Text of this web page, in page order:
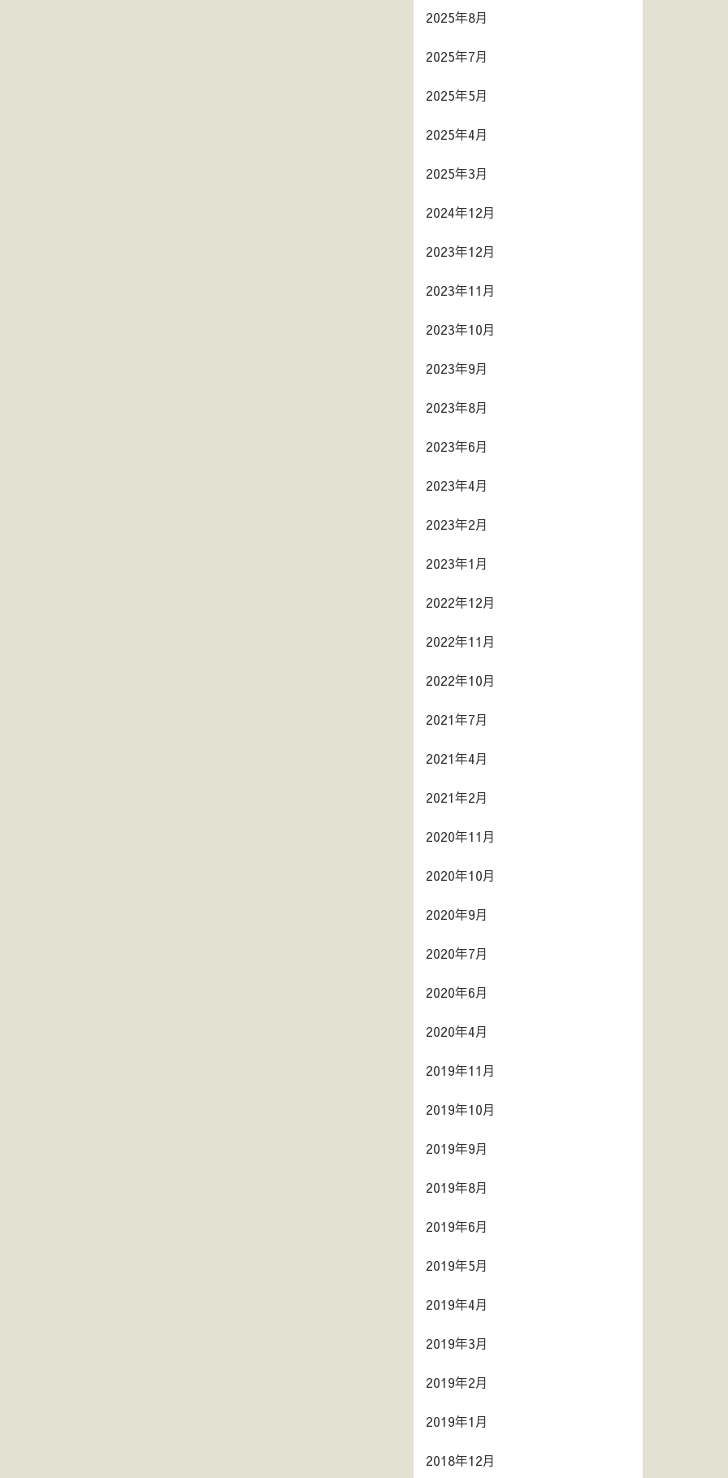
2025年8月
2025年7月
2025年5月
2025年4月
2025年3月
2024年12月
2023年12月
2023年11月
2023年10月
2023年9月
2023年8月
2023年6月
2023年4月
2023年2月
2023年1月
2022年12月
2022年11月
2022年10月
2021年7月
2021年4月
2021年2月
2020年11月
2020年10月
2020年9月
2020年7月
2020年6月
2020年4月
2019年11月
2019年10月
2019年9月
2019年8月
2019年6月
2019年5月
2019年4月
2019年3月
2019年2月
2019年1月
2018年12月